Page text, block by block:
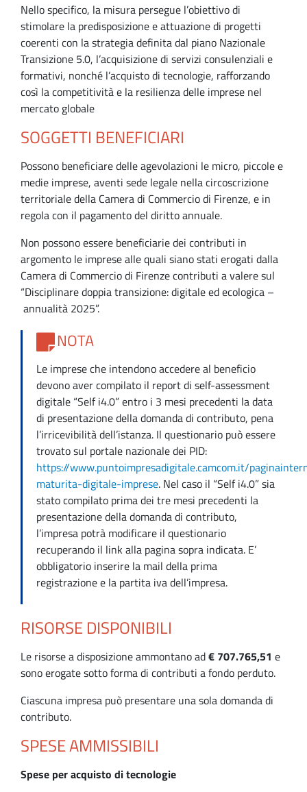
Nello specifico, la misura persegue l’obiettivo di
stimolare la predisposizione e attuazione di progetti
coerenti con la strategia definita dal piano Nazionale
Transizione 5.0, l’acquisizione di servizi consulenziali e
formativi, nonché l’acquisto di tecnologie, rafforzando
così la competitività e la resilienza delle imprese nel
mercato globale
SOGGETTI BENEFICIARI
Possono beneficiare delle agevolazioni le micro, piccole e
medie imprese, aventi sede legale nella circoscrizione
territoriale della Camera di Commercio di Firenze, e in
regola con il pagamento del diritto annuale.
Non possono essere beneficiarie dei contributi in
argomento le imprese alle quali siano stati erogati dalla
Camera di Commercio di Firenze contributi a valere sul
“Disciplinare doppia transizione: digitale ed ecologica –
annualità 2025”.
NOTA
Le imprese che intendono accedere al beneficio
devono aver compilato il report di self-assessment
digitale “Self i4.0” entro i 3 mesi precedenti la data
di presentazione della domanda di contributo, pena
l’irricevibilità dell’istanza. Il questionario può essere
trovato sul portale nazionale dei PID:
https://www.puntoimpresadigitale.camcom.it/
maturita-digitale-imprese. Nel caso il “Self i4.0” sia
stato compilato prima dei tre mesi precedenti la
presentazione della domanda di contributo,
l’impresa potrà modificare il questionario
recuperando il link alla pagina sopra indicata. E’
obbligatorio inserire la mail della prima
registrazione e la partita iva dell’impresa.
RISORSE DISPONIBILI
Le risorse a disposizione ammontano ad€ 707.765,51 e
sono erogate sotto forma di contributi a fondo perduto.
Ciascuna impresa può presentare una sola domanda di
contributo.
SPESE AMMISSIBILI
Spese per acquisto di tecnologie